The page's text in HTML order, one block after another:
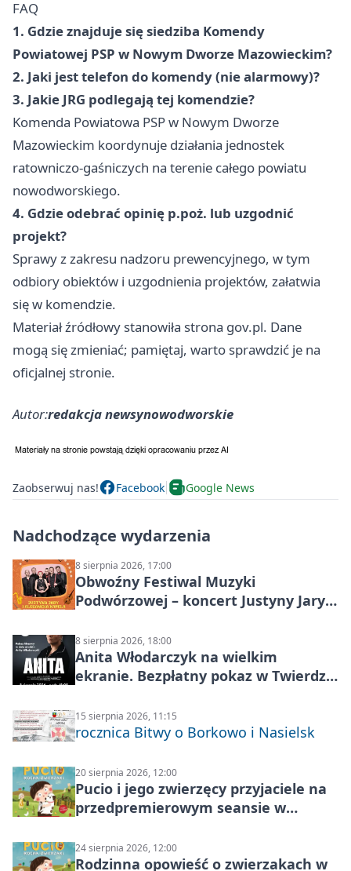
FAQ
1. Gdzie znajduje się siedziba Komendy
Powiatowej PSP w Nowym Dworze Mazowieckim?
2. Jaki jest telefon do komendy (nie alarmowy)?
3. Jakie JRG podlegają tej komendzie?
Komenda Powiatowa PSP w Nowym Dworze
Mazowieckim koordynuje działania jednostek
ratowniczo-gaśniczych na terenie całego powiatu
nowodworskiego.
4. Gdzie odebrać opinię p.poż. lub uzgodnić
projekt?
Sprawy z zakresu nadzoru prewencyjnego, w tym
odbiory obiektów i uzgodnienia projektów, załatwia
się w komendzie.
Materiał źródłowy stanowiła strona gov.pl. Dane
mogą się zmieniać; pamiętaj, warto sprawdzić je na
oficjalnej stronie.
Autor:redakcja newsynowodworskie
Zaobserwuj nas! Facebook Google News
Nadchodzące wydarzenia
8 sierpnia 2026, 17:00
Obwoźny Festiwal Muzyki
Podwórzowej – koncert Justyny Jary i
8 sierpnia 2026, 18:00
Anita Włodarczyk na wielkim
ekranie. Bezpłatny pokaz w Twierdzy
15 sierpnia 2026, 11:15
rocznica Bitwy o Borkowo i Nasielsk
20 sierpnia 2026, 12:00
Pucio i jego zwierzęcy przyjaciele na
przedpremierowym seansie w
24 sierpnia 2026, 12:00
Rodzinna opowieść o zwierzakach w